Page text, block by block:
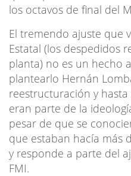
los octavos de final del
El tremendo ajuste que
Estatal (los despedidos
planta) no es un hecho
plantearlo Hernán
reestructuración y
eran parte de la
pesar de que se
que estaban hacía más
y responde a parte del
FMI.